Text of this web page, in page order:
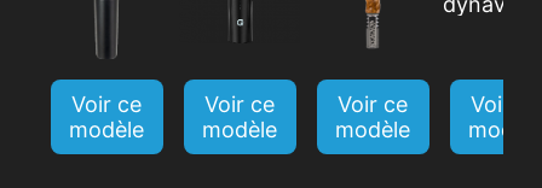
Voir ce
modèle
Voir ce
modèle
Voir ce
modèle
Voir ce
modèle